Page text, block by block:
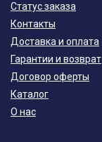
Статус заказа
Контакты
Доставка и оплата
Гарантии и возврат
Договор оферты
Каталог
О нас